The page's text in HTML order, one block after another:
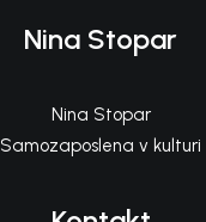
Nina Stopar
Nina Stopar
Samozaposlena v kulturi